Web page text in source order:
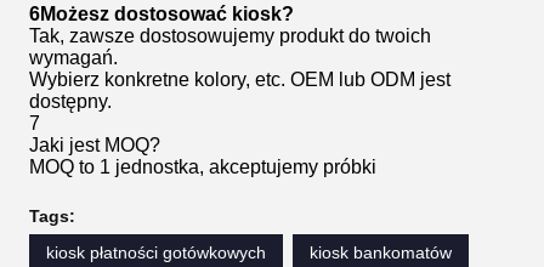
6Możesz dostosować kiosk?
Tak, zawsze dostosowujemy produkt do twoich
wymagań.
Wybierz konkretne kolory, etc. OEM lub ODM jest
dostępny.
7
Jaki jest MOQ?
MOQ to 1 jednostka, akceptujemy próbki
Tags:
kiosk płatności gotówkowych
kiosk bankomatów